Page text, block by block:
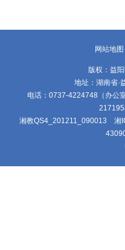
网站地图
版权：益
地址：湖南省·
电话：0737-4224748（办公
湘教QS4_201211_090013 湘